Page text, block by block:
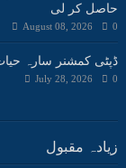
حاصل کر لی
August 08, 2026 0
ڈپٹی کمشنر سارہ
July 28, 2026 0
زیادہ مقبول